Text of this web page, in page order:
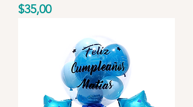
Precio
$35,00